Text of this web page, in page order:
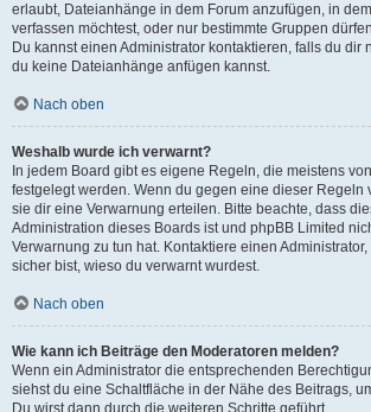
erlaubt, Dateianhänge in dem Forum anzufügen, in
verfassen möchtest, oder nur bestimmte Gruppen
Du kannst einen Administrator kontaktieren, falls du dir
du keine Dateianhänge anfügen kannst.
Nach oben
Weshalb wurde ich verwarnt?
In jedem Board gibt es eigene Regeln, die meistens
festgelegt werden. Wenn du gegen eine dieser Regeln
sie dir eine Verwarnung erteilen. Bitte beachte, dass
Administration dieses Boards ist und phpBB Limited
Verwarnung zu tun hat. Kontaktiere einen
sicher bist, wieso du verwarnt wurdest.
Nach oben
Wie kann ich Beiträge den Moderatoren melden?
Wenn ein Administrator die entsprechenden
siehst du eine Schaltfläche in der Nähe des Beitrags,
Du wirst dann durch die weiteren Schritte geführt.